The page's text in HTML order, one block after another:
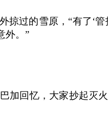
过的雪原，“有了‘管
外。”
加回忆，大家抄起灭